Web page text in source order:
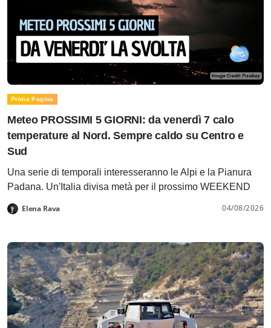
Prima Pagina
Meteo PROSSIMI 5 GIORNI: da venerdì 7 calo
temperature al Nord. Sempre caldo su Centro e
Sud
Una serie di temporali interesseranno le Alpi e la Pianura
Padana. Un'Italia divisa metà per il prossimo WEEKEND
Elena Rava 04/08/2026